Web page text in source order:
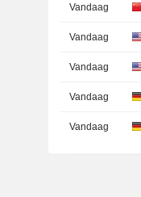
Vandaag
Vandaag
Vandaag
Vandaag
Vandaag